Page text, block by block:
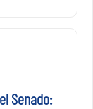
Senado: